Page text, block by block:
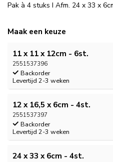
Pak à 4 stuks I Afm. 24 x 33 x
Maak een keuze
11 x 11 x 12cm - 6st.
2551537396
Backorder
Levertijd 2-3 weken
12 x 16,5 x 6cm - 4st.
2551537397
Backorder
Levertijd 2-3 weken
24 x 33 x 6cm - 4st.